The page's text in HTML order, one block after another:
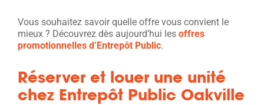
Vous souhaitez savoir quelle offre vous convient le
mieux ? Découvrez dès aujourd’hui les offres
promotionnelles d’Entrepôt Public.
Réserver et louer une unité
chez Entrepôt Public Oakville